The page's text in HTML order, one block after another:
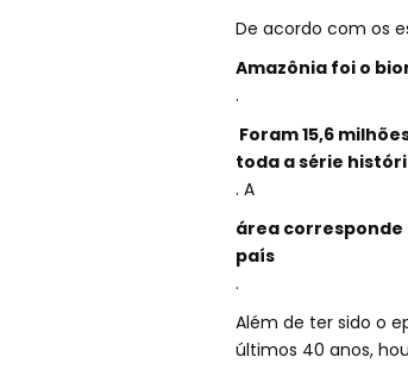
De acordo com os
Amazônia foi o
.
Foram 15,6
toda a série
. A
área corresponde
país
.
Além de ter sido o
últimos 40 anos,